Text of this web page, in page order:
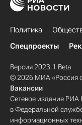
Политика
Спецпроекты
Версия 2023.1 Beta
© 2026 МИА «Россия
Вакансии
Сетевое издание РИА
в Федеральной
информационных